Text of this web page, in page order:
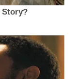
Story?